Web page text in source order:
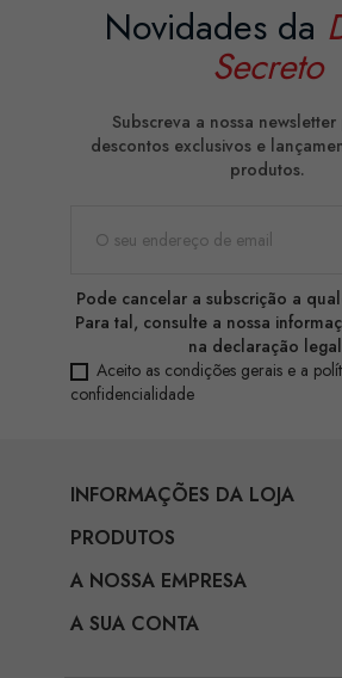
Novidades da
Secreto
Subscreva a nossa
descontos exclusivos e
produtos.
Pode cancelar a subscrição a
Para tal, consulte a nossa
na declaração
Aceito as condições gerais e a
confidencialidade
INFORMAÇÕES DA LOJA
PRODUTOS
A NOSSA EMPRESA
A SUA CONTA